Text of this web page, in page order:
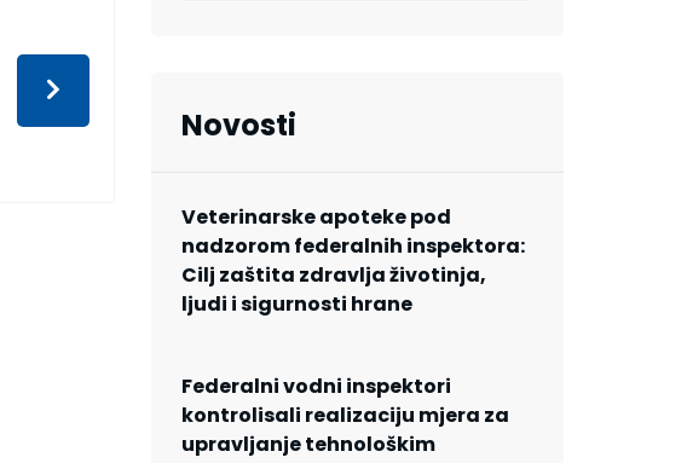
Novosti
Veterinarske apoteke pod
nadzorom federalnih inspektora:
Cilj zaštita zdravlja životinja,
ljudi i sigurnosti hrane
Federalni vodni inspektori
kontrolisali realizaciju mjera za
upravljanje tehnološkim